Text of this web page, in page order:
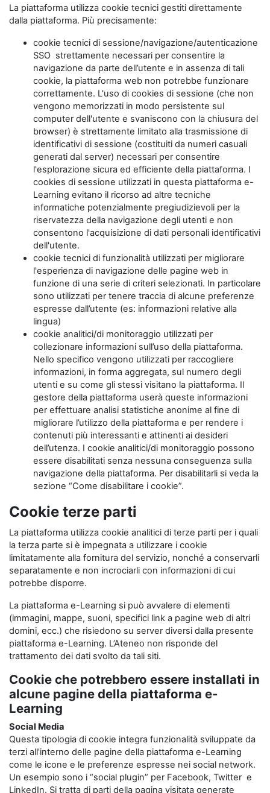
La piattaforma utilizza cookie tecnici gestiti direttamente
dalla piattaforma. Più precisamente:
cookie tecnici di sessione/navigazione/autenticazione
SSO strettamente necessari per consentire la
navigazione da parte dell’utente e in assenza di tali
cookie, la piattaforma web non potrebbe funzionare
correttamente. L'uso di cookies di sessione (che non
vengono memorizzati in modo persistente sul
computer dell'utente e svaniscono con la chiusura del
browser) è strettamente limitato alla trasmissione di
identificativi di sessione (costituiti da numeri casuali
generati dal server) necessari per consentire
l'esplorazione sicura ed efficiente della piattaforma. I
cookies di sessione utilizzati in questa piattaforma e-
Learning evitano il ricorso ad altre tecniche
informatiche potenzialmente pregiudizievoli per la
riservatezza della navigazione degli utenti e non
consentono l'acquisizione di dati personali identificativi
dell'utente.
cookie tecnici di funzionalità utilizzati per migliorare
l'esperienza di navigazione delle pagine web in
funzione di una serie di criteri selezionati. In particolare
sono utilizzati per tenere traccia di alcune preferenze
espresse dall’utente (es: informazioni relative alla
lingua)
cookie analitici/di monitoraggio utilizzati per
collezionare informazioni sull’uso della piattaforma.
Nello specifico vengono utilizzati per raccogliere
informazioni, in forma aggregata, sul numero degli
utenti e su come gli stessi visitano la piattaforma. Il
gestore della piattaforma userà queste informazioni
per effettuare analisi statistiche anonime al fine di
migliorare l’utilizzo della piattaforma e per rendere i
contenuti più interessanti e attinenti ai desideri
dell’utenza. I cookie analitici/di monitoraggio possono
essere disabilitati senza nessuna conseguenza sulla
navigazione della piattaforma. Per disabilitarli si veda la
sezione “Come disabilitare i cookie”.
Cookie terze parti
La piattaforma utilizza cookie analitici di terze parti per i quali
la terza parte si è impegnata a utilizzare i cookie
limitatamente alla fornitura del servizio, nonché a conservarli
separatamente e non incrociarli con informazioni di cui
potrebbe disporre.
La piattaforma e-Learning si può avvalere di elementi
(immagini, mappe, suoni, specifici link a pagine web di altri
domini, ecc.) che risiedono su server diversi dalla presente
piattaforma e-Learning. L’Ateneo non risponde del
trattamento dei dati svolto da tali siti.
Cookie che potrebbero essere installati in
alcune pagine della piattaforma e-
Learning
Social Media
Questa tipologia di cookie integra funzionalità sviluppate da
terzi all’interno delle pagine della piattaforma e-Learning
come le icone e le preferenze espresse nei social network.
Un esempio sono i “social plugin” per Facebook, Twitter e
LinkedIn. Si tratta di parti della pagina visitata generate